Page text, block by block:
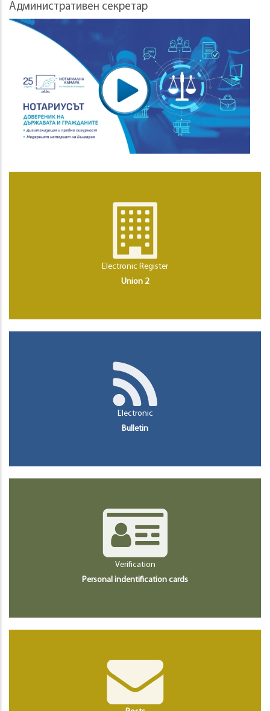
Административен секретар
Electronic Register
Union 2
Electronic
Bulletin
Verification
Personal indentification cards